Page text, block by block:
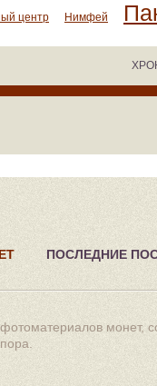
центр Нимфей
ПОСЛЕДНИЕ
монет,